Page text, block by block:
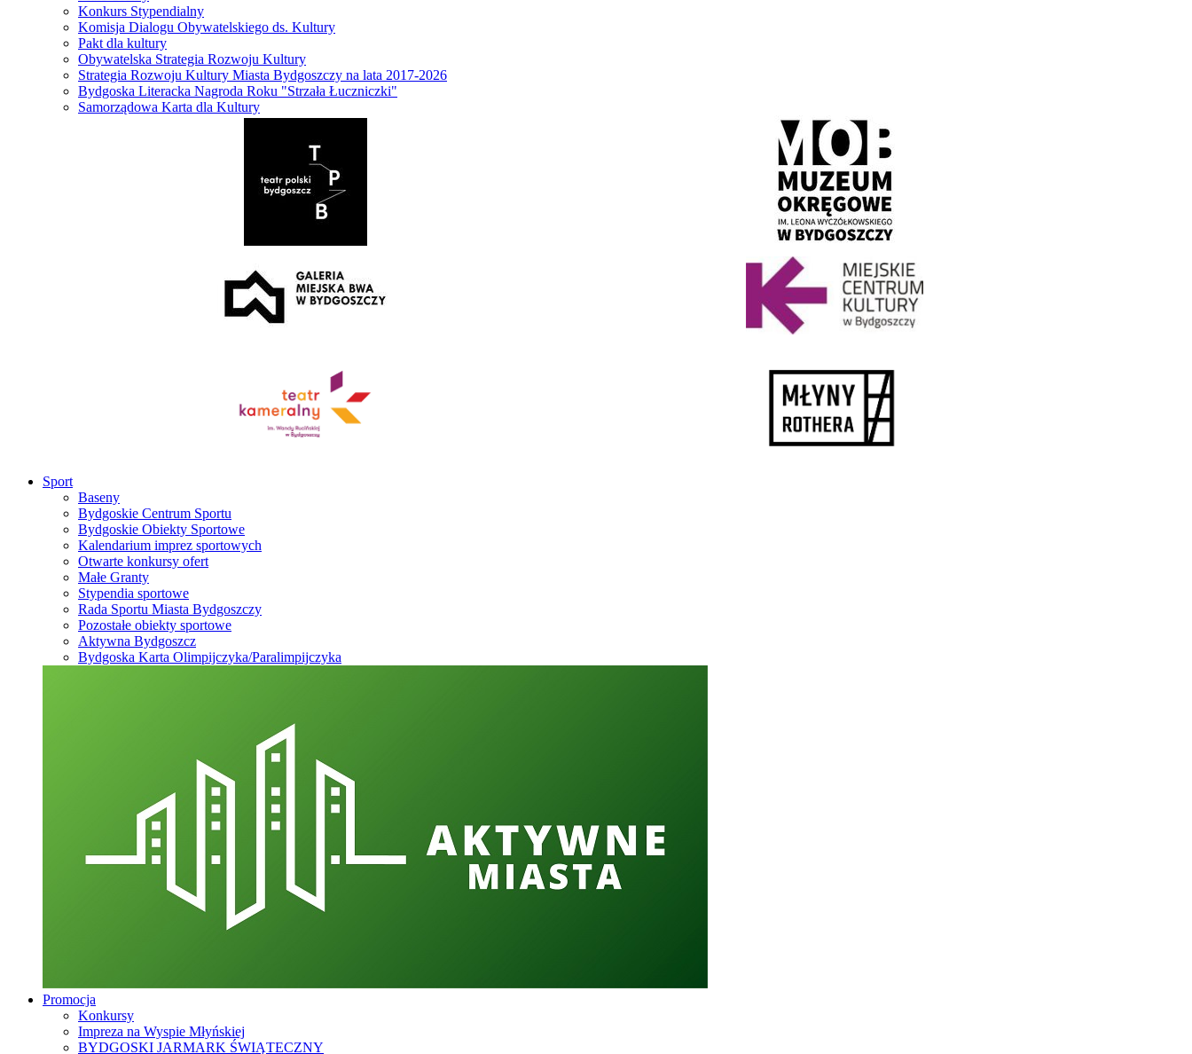
Konkurs Stypendialny
Komisja Dialogu Obywatelskiego ds. Kultury
Pakt dla kultury
Obywatelska Strategia Rozwoju Kultury
Strategia Rozwoju Kultury Miasta Bydgoszczy na lata 2017-2026
Bydgoska Literacka Nagroda Roku "Strzała Łuczniczki"
Samorządowa Karta dla Kultury
Sport
Baseny
Bydgoskie Centrum Sportu
Bydgoskie Obiekty Sportowe
Kalendarium imprez sportowych
Otwarte konkursy ofert
Małe Granty
Stypendia sportowe
Rada Sportu Miasta Bydgoszczy
Pozostałe obiekty sportowe
Aktywna Bydgoszcz
Bydgoska Karta Olimpijczyka/Paralimpijczyka
Promocja
Konkursy
Impreza na Wyspie Młyńskiej
BYDGOSKI JARMARK ŚWIĄTECZNY